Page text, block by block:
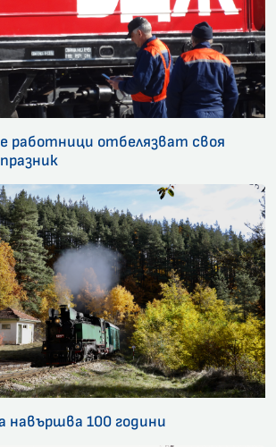
работници отбелязват своя
навършва 100 години